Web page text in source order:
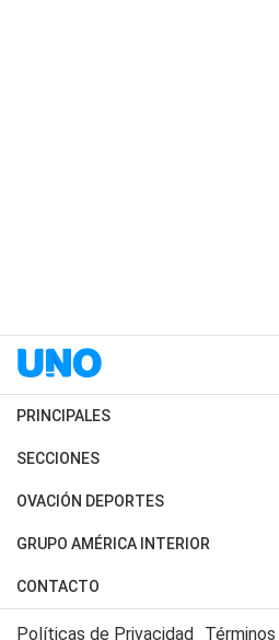
PRINCIPALES
Últimas Noticias
Política
Judiciales
Economia
SECCIONES
Horóscopo
Motores
Trucos caseros
OVACIÓN DEPORTES
Fútbol
Mundial
Automovilismo
GRUPO AMÉRICA INTERIOR
Canal 7 en Vivo
CONTACTO
Acerca de Nosotros
Políticas de Privacidad